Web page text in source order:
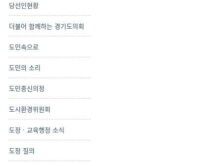
당선인현황
더불어 함께하는 경기도의회
도민속으로
도민의 소리
도민중신의정
도시환경위원회
도정 · 교육행정 소식
도정 질의